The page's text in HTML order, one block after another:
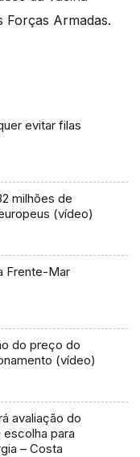
Forças Armadas.
evitar filas
milhões de
(vídeo)
Frente-Mar
do preço do
(vídeo)
avaliação do
para
– Costa